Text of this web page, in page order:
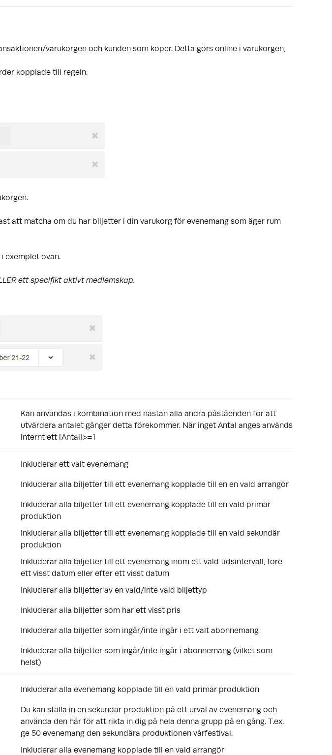
varukorgen och kunden som köper. Detta görs online i varukorgen,
kopplade till regeln.
att matcha om du har biljetter i din varukorg för evenemang som äger rum
exemplet ovan.
ett specifikt aktivt medlemskap.
Kan användas i kombination med nästan alla andra påståenden för att
utvärdera antalet gånger detta förekommer. När inget Antal anges används
internt ett [Antal]>=1
Inkluderar ett valt evenemang
Inkluderar alla biljetter till ett evenemang kopplade till en en vald arrangör
Inkluderar alla biljetter till ett evenemang kopplade till en vald primär
produktion
Inkluderar alla biljetter till ett evenemang kopplade till en vald sekundär
produktion
Inkluderar alla biljetter till ett evenemang inom ett vald tidsintervall, före
ett visst datum eller efter ett visst datum
Inkluderar alla biljetter av en vald/inte vald biljettyp
Inkluderar alla biljetter som har ett visst pris
Inkluderar alla biljetter som ingår/inte ingår i ett valt abonnemang
Inkluderar alla biljetter som ingår/inte ingår i abonnemang (vilket som
helst)
Inkluderar alla evenemang kopplade till en vald primär produktion
Du kan ställa in en sekundär produktion på ett urval av evenemang och
använda den här för att rikta in dig på hela denna grupp på en gång. T.ex.
ge 50 evenemang den sekundära produktionen vårfestival.
Inkluderar alla evenemang kopplade till en vald arrangör